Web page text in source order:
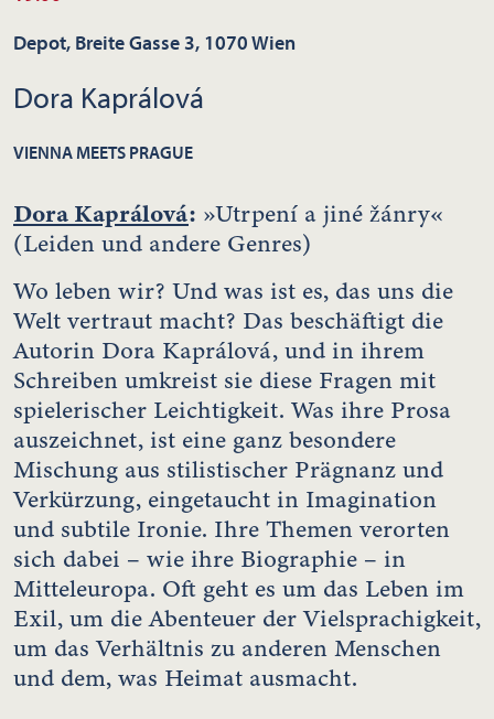
Depot, Breite Gasse 3, 1070 Wien
Dora Kaprálová
VIENNA MEETS PRAGUE
Dora Kaprálová: »Utrpení a jiné žánry«
(Leiden und andere Genres)
Wo leben wir? Und was ist es, das uns die
Welt vertraut macht? Das beschäftigt die
Autorin Dora Kaprálová, und in ihrem
Schreiben umkreist sie diese Fragen mit
spielerischer Leichtigkeit. Was ihre Prosa
auszeichnet, ist eine ganz besondere
Mischung aus stilistischer Prägnanz und
Verkürzung, eingetaucht in Imagination
und subtile Ironie. Ihre Themen verorten
sich dabei – wie ihre Biographie – in
Mitteleuropa. Oft geht es um das Leben im
Exil, um die Abenteuer der Vielsprachigkeit,
um das Verhältnis zu anderen Menschen
und dem, was Heimat ausmacht.